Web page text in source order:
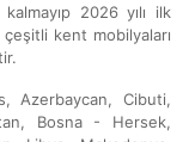
2026 yılı ilk
çeşitli kent mobilyaları
Azerbaycan, Cibuti,
Bosna - Hersek,